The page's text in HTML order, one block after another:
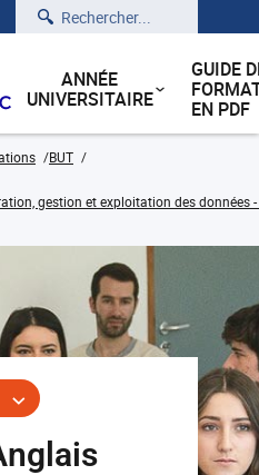
Rechercher
ANNÉE
UNIVERSITAIRE
GUIDE
EN PDF
BUT
gestion et exploitation des données